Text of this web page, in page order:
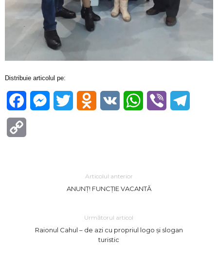
Distribuie articolul pe:
FacebookMessenger
Twitter Odnoklassniki
VK WhatsApp
Viber
Articolul anterior
ANUNȚ! FUNCȚIE VACANTĂ
Următorul articol
Raionul Cahul – de azi cu propriul logo și slogan
turistic